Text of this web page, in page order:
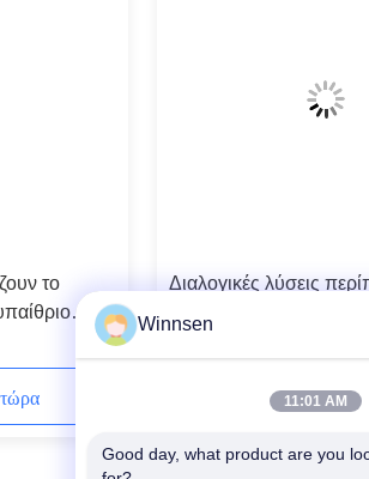
το
αφής
Διαλογικές λύσεις
Επικοινωνήστε
Winnsen
11:01 AM
Good day, what product are you